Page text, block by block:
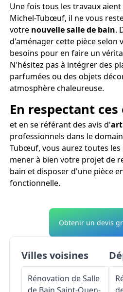
Une fois tous les travaux
Michel-Tubœuf, il ne vous
votre nouvelle salle de bain.
d'aménager cette pièce selon
besoins pour en faire un
N'hésitez pas à intégrer des
parfumées ou des objets
atmosphère chaleureuse.
En respectant ces
et en se référant des avis d'
professionnels dans le
Tubœuf, vous aurez toutes
mener à bien votre projet de
bain et disposer d'une pièce
fonctionnelle.
Obtenir un devis
Villes voisines
Rénovation de Salle